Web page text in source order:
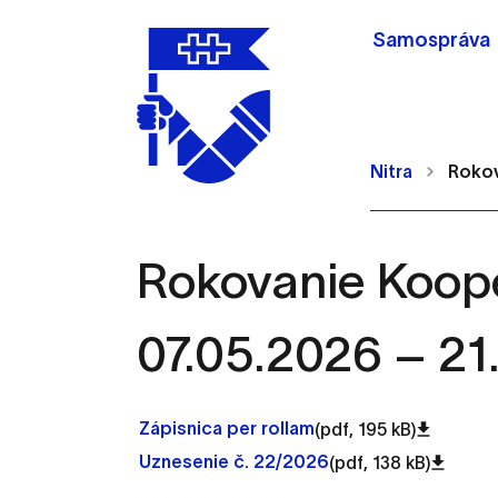
Samospráva
Nitra
Rokovanie
07.05.2026 –
Zápisnica per rollam(pdf, 195 kB)
Uznesenie č. 22/2026(pdf, 138 kB)
Používajú sa napríklad k